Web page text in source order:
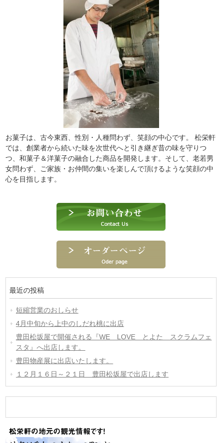
お菓子は、古今東西、性別・人種問わず、笑顔の中心です。 松栄軒
では、創業者から続いた味を次世代へと引き継ぎ昔の味を守りつ
つ、和菓子＆洋菓子の融合した商品を開発します。そして、老若男
女問わず、ご家族・お仲間の集いを楽しんで頂けるような笑顔の中
心を目指します。
最近の投稿
短縮営業のおしらせ
4月中旬から上中のしだれ桃に出店
豊田松坂屋で開催される『WE LOVE とよた スクラムフェ
スタ』へ出店します。
豊田物産展に出店いたします。
１２月１６日～２１日 豊田松坂屋で出店します